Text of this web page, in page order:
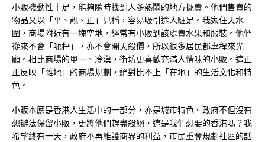
小販機動性十足，能夠隨時找到人多熱鬧的地方擺賣。他們售賣的
物品又以「平、靚、正」見稱，容易吸引途人駐足。我家住天水
圍，商場附近有一塊空地，經常有小販到該處賣水果和服裝。他們
從來不會「呃秤」，亦不會開天殺價，所以很多居民都專程來光
顧。相比商場的單一、冷漠，街坊更喜歡充滿人情味的小販。這正
正反映「離地」的商場規劃，絕對比不上「在地」的生活文化和特
色。
小販本應是香港人生活中的一部分，亦是城市特色。政府不但沒有
想辦法保留小販，更將他們趕盡殺絕，這是我們想要的香港嗎？我
希望終有一天，政府不再維護商界的利益，市民重奪規劃社區的話